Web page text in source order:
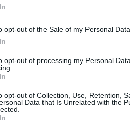
opt-out of the Sale of my Personal Data.
opt-out of processing my Personal
opt-out of Collection, Use, Retention,
Data that Is Unrelated with the
από τον
του φυλακίου
για αυτή.
από τον
του φυλακίου. Από τότε,
βρίσκεται εκεί, ως «ΕΦ